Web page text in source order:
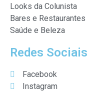
Looks da Colunista
Bares e Restaurantes
Saúde e Beleza
Redes Sociais
Facebook
Instagram